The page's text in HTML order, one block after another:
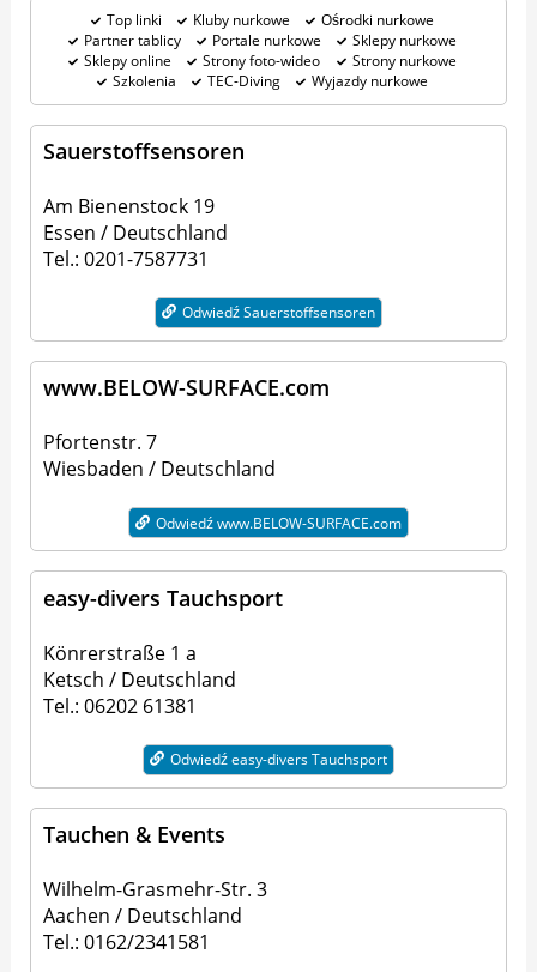
Top linki Kluby nurkowe
Ośrodki nurkowe
Partner tablicy
Portale nurkowe
Sklepy nurkowe
Sklepy online
Strony foto-wideo
Strony nurkowe
Szkolenia
TEC-Diving Wyjazdy nurkowe
Sauerstoffsensoren
Am Bienenstock 19
Essen / Deutschland
Tel.: 0201-7587731
Odwiedź Sauerstoffsensoren
www.BELOW-SURFACE.com
Pfortenstr. 7
Wiesbaden / Deutschland
Odwiedź www.BELOW-SURFACE.com
easy-divers Tauchsport
Könrerstraße 1 a
Ketsch / Deutschland
Tel.: 06202 61381
Odwiedź easy-divers Tauchsport
Tauchen & Events
Wilhelm-Grasmehr-Str. 3
Aachen / Deutschland
Tel.: 0162/2341581